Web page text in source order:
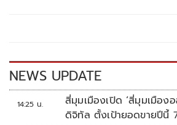
k k
NEWS UPDATE
14:25 น.
สี่มุมเมืองเปิด ‘สี่มุมเมือง
ดิจิทัล ตั้งเป้ายอดขายปีนี้